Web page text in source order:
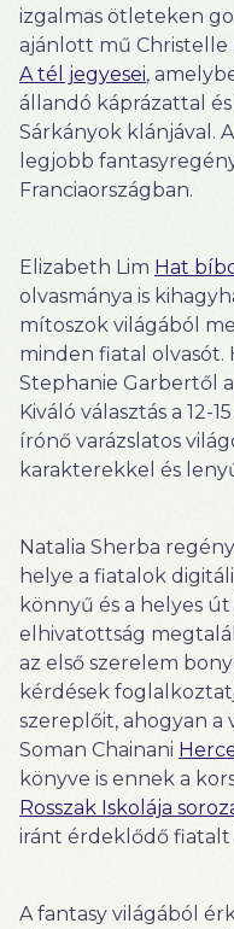
izgalmas ötleteken
ajánlott mű Christelle
A tél jegyesei,
állandó káprázattal
Sárkányok klánjával.
legjobb
Franciaországban.
Elizabeth Lim Hat
olvasmánya is
mítoszok világából
minden fiatal olvasót.
Stephanie Garbertől a
Kiváló választás a 12-
írónő varázslatos
karakterekkel és
Natalia Sherba
helye a fiatalok
könnyű és a helyes
elhivatottság
az első szerelem
kérdések
szereplőit, ahogyan a
Soman Chainani
könyve is ennek a
Rosszak Iskolája
iránt érdeklődő fiatalt
A fantasy világából